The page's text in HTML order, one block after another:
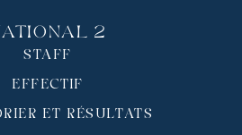
2
STAFF
EFFECTIF
ET RÉSULTATS